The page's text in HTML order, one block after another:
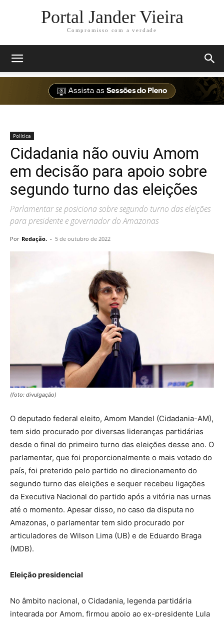
Portal Jander Vieira
Compromisso com a verdade
Política
Cidadania não ouviu Amom
em decisão para apoio sobre
segundo turno das eleições
Parlamentar se posiciona sobre segundo turno das eleições
para presidente e governador do Amazonas
Por Redação. - 5 de outubro de 2022
(foto: divulgação)
O deputado federal eleito, Amom Mandel (Cidadania-AM),
tem sido procurado por diversas lideranças partidárias
desde o final do primeiro turno das eleições desse ano. O
parlamentar, que foi proporcionalmente o mais votado do
país, foi preterido pelo partido no direcionamento do
segundo turno das eleições e sequer recebeu ligações
da Executiva Nacional do partido após a vitória nas urnas
até o momento. Apesar disso, no caso da disputa no
Amazonas, o parlamentar tem sido procurado por
articuladores de Wilson Lima (UB) e de Eduardo Braga
(MDB).
Eleição presidencial
No âmbito nacional, o Cidadania, legenda partidária
integrada por Amom, firmou apoio ao ex-presidente Lula